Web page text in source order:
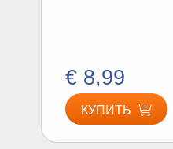
€ 8,99
КУПИТЬ